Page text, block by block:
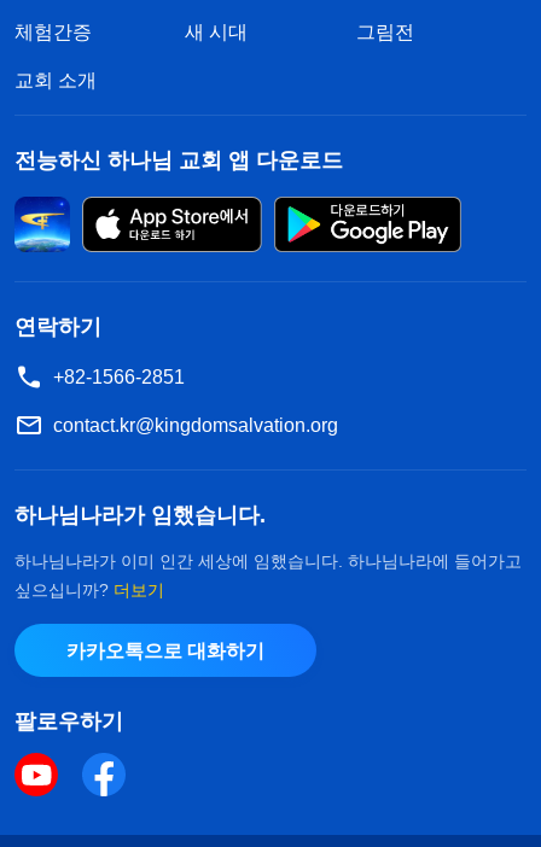
체험간증 새 시대 그림전
교회 소개
전능하신 하나님 교회 앱 다운로드
연락하기
+82-1566-2851
contact.kr@kingdomsalvation.org
하나님나라가 임했습니다.
하나님나라가 이미 인간 세상에 임했습니다. 하나님나라에 들어가고
싶으십니까? 더보기
카카오톡으로 대화하기
팔로우하기